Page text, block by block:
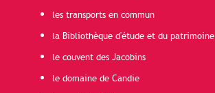
les transports en commun
la Bibliothèque d'étude et du patrimoine
le couvent des Jacobins
le domaine de Candie